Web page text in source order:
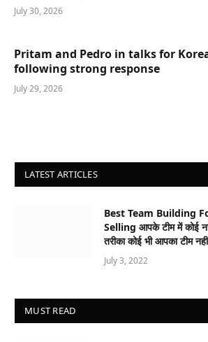
July 30, 2026
Pritam and Pedro in talks for
following strong response
July 29, 2026
LATEST ARTICLES
Best Team Building
Selling आपके टीम में कोई
तरीका कोई भी आपका टीम
July 3, 2022
MUST READ